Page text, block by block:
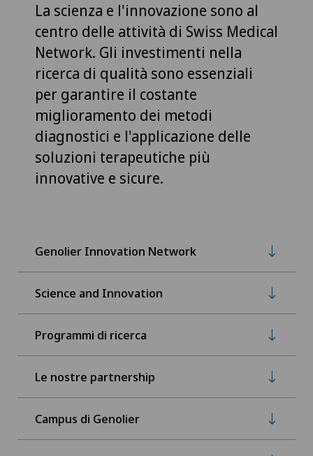
La scienza e l'innovazione sono al
centro delle attività di Swiss Medical
Network. Gli investimenti nella
ricerca di qualità sono essenziali
per garantire il costante
miglioramento dei metodi
diagnostici e l'applicazione delle
soluzioni terapeutiche più
innovative e sicure.
Genolier Innovation Network
Science and Innovation
Programmi di ricerca
Le nostre partnership
Campus di Genolier